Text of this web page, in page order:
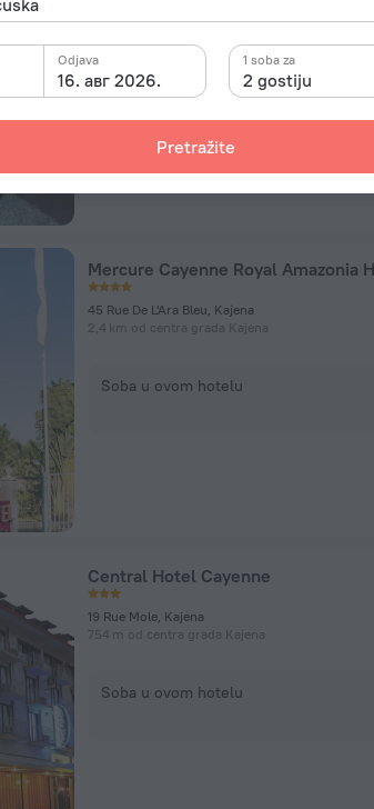
16. авг 2026.
Odjava
2 gostiju
1 soba za
Pretražite
Soba u ovom hotelu
Mercure Cayenne Royal Amazonia
45 Rue De L'Ara Bleu, Kajena
2,4 km od centra grada Kajena
Soba u ovom hotelu
Central Hotel Cayenne
19 Rue Mole, Kajena
754 m od centra grada Kajena
Soba u ovom hotelu